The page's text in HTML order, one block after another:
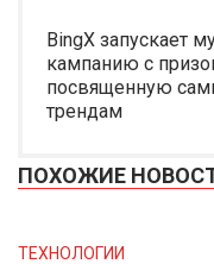
BingX запускает
кампанию с
посвященную
трендам
ПОХОЖИЕ
ТЕХНОЛОГИИ